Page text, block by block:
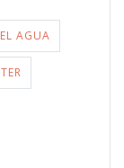
AGUA